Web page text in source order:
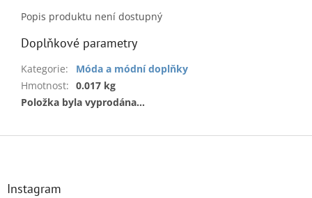
Popis produktu není dostupný
Doplňkové parametry
Kategorie:
Móda a módní doplňky
Hmotnost: 0.017 kg
Položka byla vyprodána…
Z
Instagram